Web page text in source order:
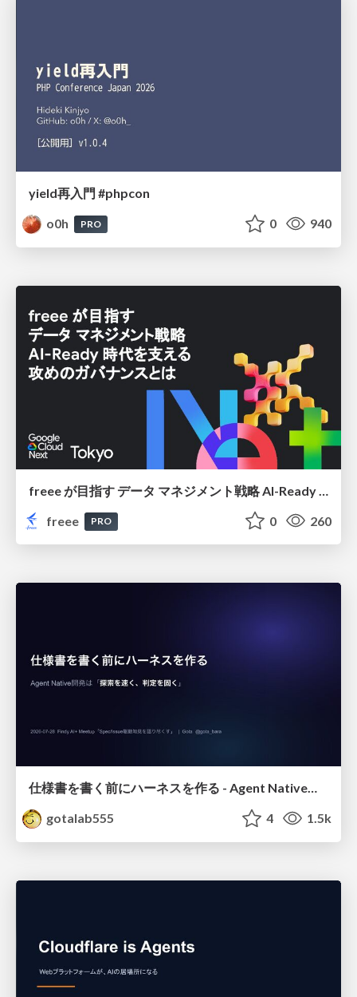
yield再入門 #phpcon
o0h
PRO 0 940
freee
PRO 0 260
仕様書を書く前にハーネスを作る - Agent Native開発は「探索を速く、判定を固く」
gotalab555
4 1.5k